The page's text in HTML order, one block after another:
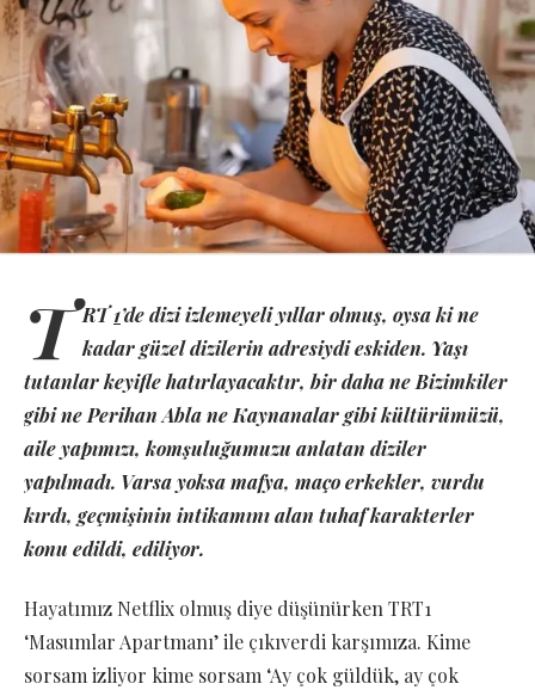
T RT1’de dizi izlemeyeli yıllar olmuş, oysa ki ne
kadar güzel dizilerin adresiydi eskiden. Yaşı
tutanlar keyifle hatırlayacaktır, bir daha ne Bizimkiler
gibi ne Perihan Abla ne Kaynanalar gibi kültürümüzü,
aile yapımızı, komşuluğumuzu anlatan diziler
yapılmadı. Varsa yoksa mafya, maço erkekler, vurdu
kırdı, geçmişinin intikamını alan tuhaf karakterler
konu edildi, ediliyor.
Hayatımız Netflix olmuş diye düşünürken TRT1
‘Masumlar Apartmanı’ ile çıkıverdi karşımıza. Kime
sorsam izliyor kime sorsam ‘Ay çok güldük, ay çok